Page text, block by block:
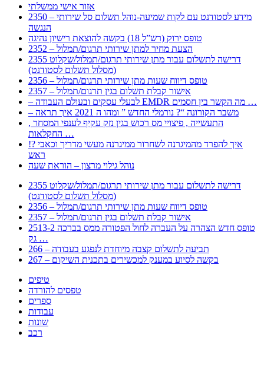
אזור אישי ממשלתי
2350 – מידע לסטודנט עם לקות שמיעה-נוהל תשלום סל שירותי
הנגשה
טופס ירוק (רש”ל 18) בקשה להוצאת רישיון נהיגה
2352 – הצעת מחיר למתן שירותי תרגום/תמלול
2355 דרישה לתשלום עבור מתן שירותי תרגום/תמלול/שקלוט
(מסלול תשלום לסטודנט)
2356 – טופס דיווח שעות מתן שירותי תרגום/תמלול
2357 – אישור קבלת תשלום בגין תרגום/תמלול
– לבעלי עסקים ובעולם העבודה EMDR מה הקשר בין חסמים …
– משבר הקורונה “? נורמלי החדש ” ומהו ה 2021 איך תראה
, התעשייה , פיצויי מס רכוש בגין נזק עקיף לענפי המסחר
החקלאות …
!? איך להפרד מהמיגרנה לשחרור ממיגרנה מעשי מדריך וכאבי
ראש
נוהל גילוי מרצון – הוראת שעה
2355 דרישה לתשלום עבור מתן שירותי תרגום/תמלול/שקלוט
(מסלול תשלום לסטודנט)
2356 – טופס דיווח שעות מתן שירותי תרגום/תמלול
2357 – אישור קבלת תשלום בגין תרגום/תמלול
2513-2 טופס חדש הצהרה על העברה לחול הפטורה ממס בברכה
גק …
266 – תביעה לתשלום קצבה מיוחדת לנפגע בעבודה
267 – בקשה לסיוע במענק למכשירים בתכנית השיקום
טיפים
טפסים להורדה
ספרים
עבודות
שונות
רכב